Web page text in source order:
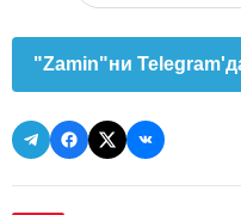
"Zamin"ни